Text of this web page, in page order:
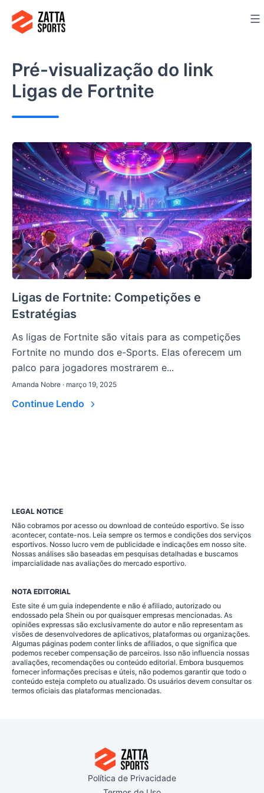
para
conteúdo
Pré-visualização do link
Ligas de Fortnite
Ligas de Fortnite: Competições e
Estratégias
As ligas de Fortnite são vitais para as competições
Fortnite no mundo dos e-Sports. Elas oferecem um
palco para jogadores mostrarem e...
Amanda Nobre · março 19, 2025
Continue Lendo
LEGAL NOTICE
Não cobramos por acesso ou download de conteúdo esportivo. Se isso
acontecer, contate-nos. Leia sempre os termos e condições dos serviços
esportivos. Nosso lucro vem de publicidade e indicações em nosso site.
Nossas análises são baseadas em pesquisas detalhadas e buscamos
imparcialidade nas avaliações do mercado esportivo.
NOTA EDITORIAL
Este site é um guia independente e não é afiliado, autorizado ou
endossado pela Shein ou por quaisquer empresas mencionadas. As
opiniões expressas são exclusivamente do autor e não representam as
visões de desenvolvedores de aplicativos, plataformas ou organizações.
Algumas páginas podem conter links de afiliados, o que significa que
podemos receber compensação de parceiros. Isso não influencia nossas
avaliações, recomendações ou conteúdo editorial. Embora busquemos
fornecer informações precisas e úteis, não podemos garantir que todo o
conteúdo esteja completo ou atualizado. Os usuários devem consultar os
termos oficiais das plataformas mencionadas.
Política de Privacidade